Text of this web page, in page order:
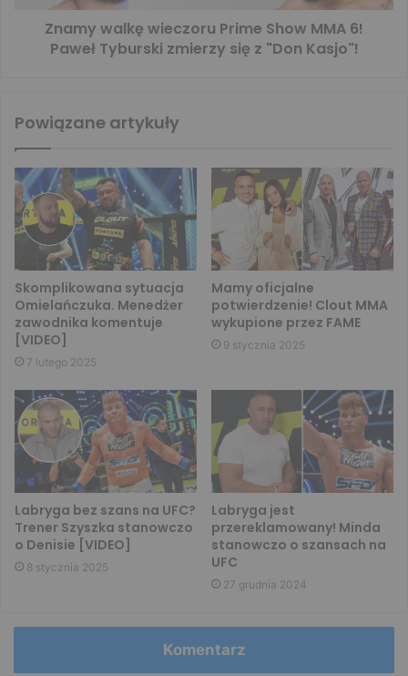
Znamy walkę wieczoru Prime Show MMA 6!
Paweł Tyburski zmierzy się z "Don Kasjo"!
Powiązane artykuły
Skomplikowana sytuacja
Omielańczuka. Menedżer
zawodnika komentuje
[VIDEO]
7 lutego 2025
Mamy oficjalne
potwierdzenie! Clout MMA
wykupione przez FAME
9 stycznia 2025
Labryga bez szans na UFC?
Trener Szyszka stanowczo
o Denisie [VIDEO]
8 stycznia 2025
Labryga jest
przereklamowany! Minda
stanowczo o szansach na
UFC
27 grudnia 2024
Komentarz